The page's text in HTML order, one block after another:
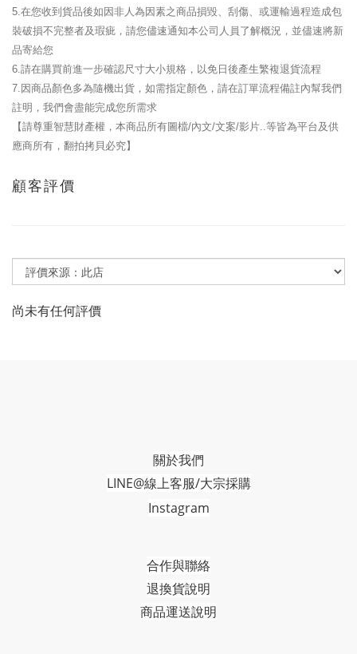
5.在您收到貨品後如因非人為因素之商品損毀、刮傷、或運輸過程造成包
裝破損不完整者及瑕疵，請您儘速通知本公司人員了解概況，並儘速將新
品寄給您
6.請在購買前進一步確認尺寸大小規格，以免日後產生繁複退貨流程
7.因商品顏色多為隨機出貨，如需指定顏色，請在訂單流程備註內幫我們
註明，我們會盡能完成您所需求
【請尊重智慧財產權，本商品所有圖檔/內文/文案/影片..等皆為平台及供
應商所有，翻拍拷貝必究】
顧客評價
尚未有任何評價
關於我們
LINE@線上客服/大宗採購
Instagram
合作與聯絡
退換貨說明
商品運送說明